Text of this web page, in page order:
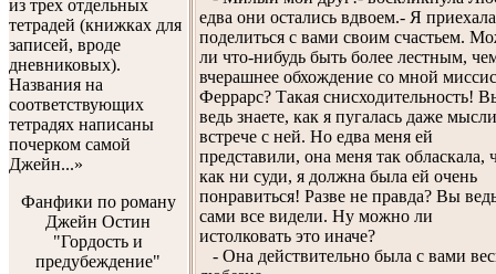
из трех отдельных
тетрадей (книжках для
записей, вроде
дневниковых).
Названия на
соответствующих
тетрадях написаны
почерком самой
Джейн...»
Фанфики по роману
Джейн Остин
"Гордость и
предубеждение"
едва они остались вдвоем.- Я приехала
поделиться с вами своим счастьем.
ли что-нибудь быть более лестным,
вчерашнее обхождение со мной миссис
Феррарс? Такая снисходительность!
ведь знаете, как я пугалась даже
встрече с ней. Но едва меня ей
представили, она меня так обласкала,
как ни суди, я должна была ей очень
понравиться! Разве не правда? Вы
сами все видели. Ну можно ли
истолковать это иначе?
- Она действительно была с вами